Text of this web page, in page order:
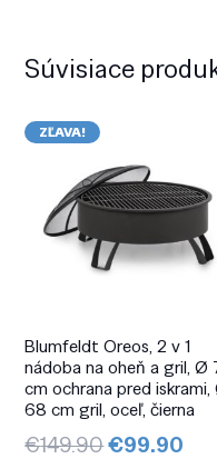
Súvisiace
ZĽAVA!
Blumfeldt Oreos, 2 v 1
nádoba na oheň a gril, Ø
cm ochrana pred iskrami,
68 cm gril, oceľ, čierna
€149.90Pôvodná
€99.90